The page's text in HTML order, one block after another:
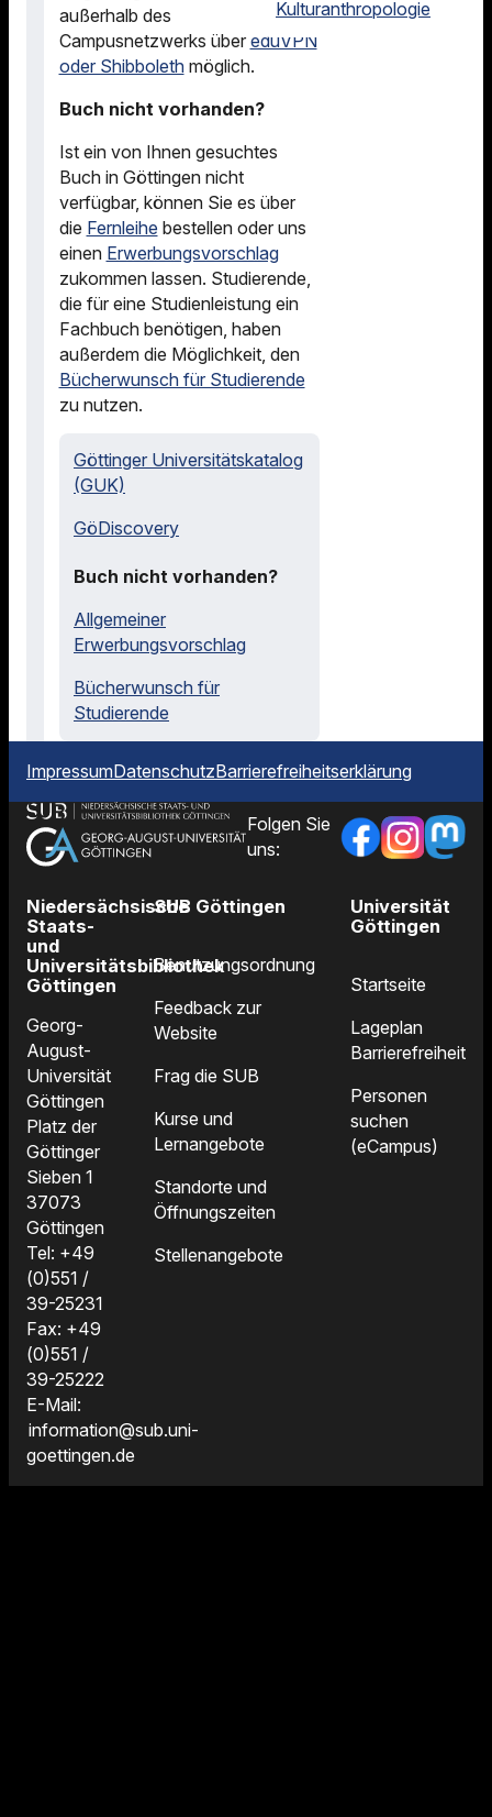
außerhalb des
Campusnetzwerks über eduVPN
oder Shibbolethmöglich.
Buch nicht vorhanden?
Ist ein von Ihnen gesuchtes
Buch in Göttingen nicht
verfügbar, können Sie es über
die Fernleihe bestellen oder uns
einen Erwerbungsvorschlag
zukommen lassen. Studierende,
die für eine Studienleistung ein
Fachbuch benötigen, haben
außerdem die Möglichkeit, den
Bücherwunsch für Studierende
zu nutzen.
Göttinger Universitätskatalog
(GUK)
GöDiscovery
Buch nicht vorhanden?
Allgemeiner
Erwerbungsvorschlag
Bücherwunsch für
Studierende
Kulturanthropologie
ImpressumDatenschutzBarrierefreiheitserklärung
Folgen Sie
uns:
Niedersächsische
Staats-
und
Universitätsbibliothek
Göttingen
Georg-
August-
Universität
Göttingen
Platz der
Göttinger
Sieben 1
37073
Göttingen
Tel: +49
(0)551 /
39-25231
Fax: +49
(0)551 /
39-25222
E-Mail:
information@sub.uni-
goettingen.de
SUB Göttingen
Benutzungsordnung
Feedback zur
Website
Frag die SUB
Kurse und
Lernangebote
Standorte und
Öffnungszeiten
Stellenangebote
Universität
Göttingen
Startseite
Lageplan
Barrierefreiheit
Personen
suchen
(eCampus)